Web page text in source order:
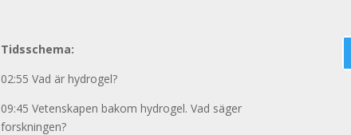
Tidsschema:
02:55 Vad är hydrogel?
09:45 Vetenskapen bakom hydrogel. Vad säger
forskningen?